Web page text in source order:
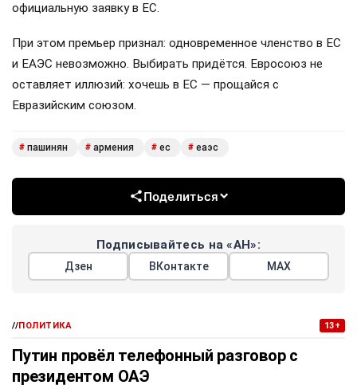
официальную заявку в ЕС.
При этом премьер признал: одновременное членство в ЕС
и ЕАЭС невозможно. Выбирать придётся. Евросоюз не
оставляет иллюзий: хочешь в ЕС — прощайся с
Евразийским союзом.
# пашинян # армения # ес # еаэс
Поделиться
Подписывайтесь на «АН»:
Дзен ВКонтакте МАХ
//ПОЛИТИКА 13+
Путин провёл телефонный разговор с
президентом ОАЭ